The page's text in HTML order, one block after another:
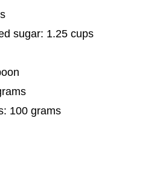
sugar: 1.25 cups
100 grams